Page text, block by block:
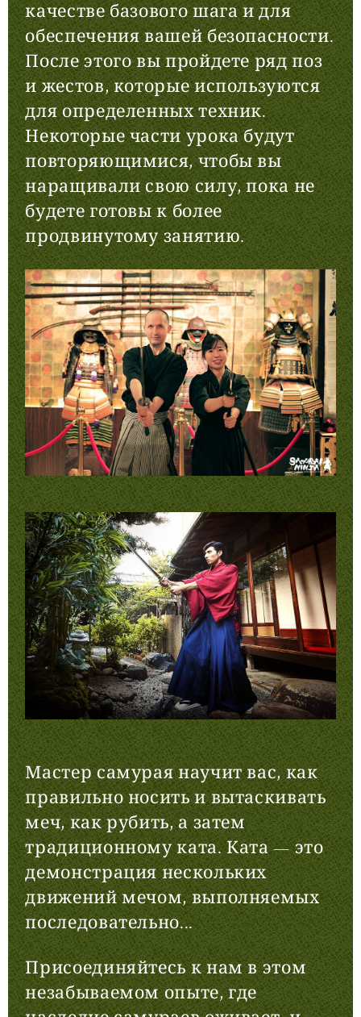
качестве базового шага и для
обеспечения вашей безопасности.
После этого вы пройдете ряд поз
и жестов, которые используются
для определенных техник.
Некоторые части урока будут
повторяющимися, чтобы вы
наращивали свою силу, пока не
будете готовы к более
продвинутому занятию.
Мастер самурая научит вас, как
правильно носить и вытаскивать
меч, как рубить, а затем
традиционному ката. Ката — это
демонстрация нескольких
движений мечом, выполняемых
последовательно...
Присоединяйтесь к нам в этом
незабываемом опыте, где